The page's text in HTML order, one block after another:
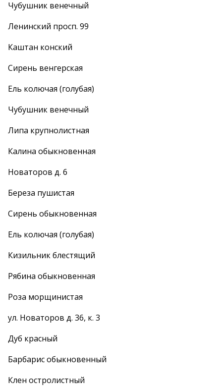
Чубушник венечный
Ленинский просп. 99
Каштан конский
Сирень венгерская
Ель колючая (голубая)
Чубушник венечный
Липа крупнолистная
Калина обыкновенная
Новаторов д. 6
Береза пушистая
Сирень обыкновенная
Ель колючая (голубая)
Кизильник блестящий
Рябина обыкновенная
Роза морщинистая
ул. Новаторов д. 36, к. 3
Дуб красный
Барбарис обыкновенный
Клен остролистный